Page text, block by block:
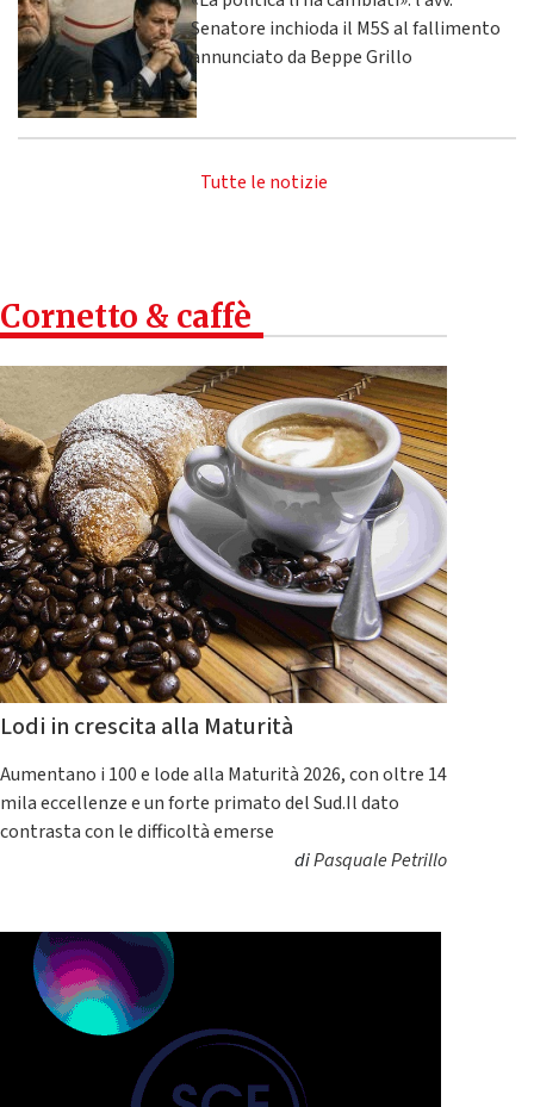
Senatore inchioda il M5S al fallimento
annunciato da Beppe Grillo
Tutte le notizie
Cornetto & caffè
Lodi in crescita alla Maturità
Aumentano i 100 e lode alla Maturità 2026, con oltre 14
mila eccellenze e un forte primato del Sud.Il dato
contrasta con le difficoltà emerse
diPasquale Petrillo